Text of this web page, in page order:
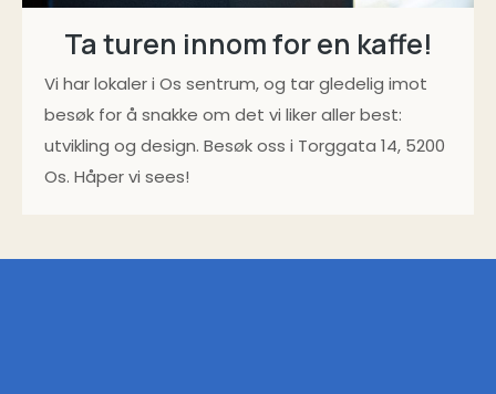
Ta turen innom for en kaffe!
Vi har lokaler i Os sentrum, og tar gledelig imot
besøk for å snakke om det vi liker aller best:
utvikling og design. Besøk oss i Torggata 14, 5200
Os. Håper vi sees!